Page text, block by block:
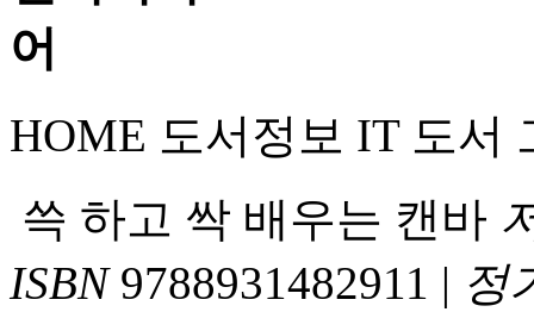
HOME 도서정보 IT 도서
쓱 하고 싹 배우는 캔바
ISBN9788931482911 | 정